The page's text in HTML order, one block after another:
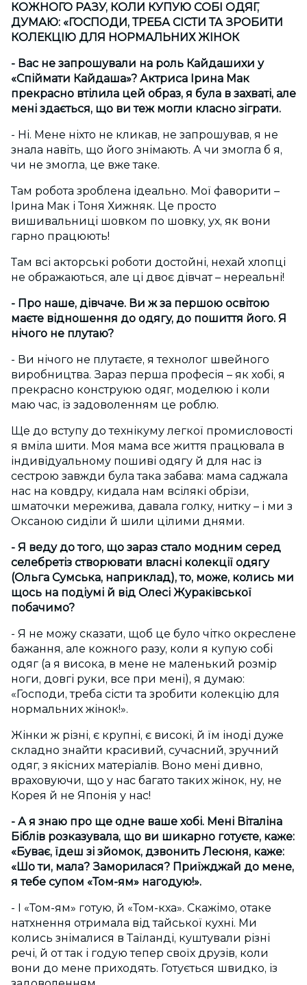
КОЖНОГО РАЗУ, КОЛИ КУПУЮ СОБІ ОДЯГ,
ДУМАЮ: «ГОСПОДИ, ТРЕБА СІСТИ ТА ЗРОБИТИ
КОЛЕКЦІЮ ДЛЯ НОРМАЛЬНИХ ЖІНОК
- Вас не запрошували на роль Кайдашихи у
«Спіймати Кайдаша»? Актриса Ірина Мак
прекрасно втілила цей образ, я була в захваті, але
мені здається, що ви теж могли класно зіграти.
- Ні. Мене ніхто не кликав, не запрошував, я не
знала навіть, що його знімають. А чи змогла б я,
чи не змогла, це вже таке.
Там робота зроблена ідеально. Мої фаворити –
Ірина Мак і Тоня Хижняк. Це просто
вишивальниці шовком по шовку, ух, як вони
гарно працюють!
Там всі акторські роботи достойні, нехай хлопці
не ображаються, але ці двоє дівчат – нереальні!
- Про наше, дівчаче. Ви ж за першою освітою
маєте відношення до одягу, до пошиття його. Я
нічого не плутаю?
- Ви нічого не плутаєте, я технолог швейного
виробництва. Зараз перша професія – як хобі, я
прекрасно конструюю одяг, моделюю і коли
маю час, із задоволенням це роблю.
Ще до вступу до технікуму легкої промисловості
я вміла шити. Моя мама все життя працювала в
індивідуальному пошиві одягу й для нас із
сестрою завжди була така забава: мама саджала
нас на ковдру, кидала нам всілякі обрізи,
шматочки мережива, давала голку, нитку – і ми з
Оксаною сиділи й шили цілими днями.
- Я веду до того, що зараз стало модним серед
селебретіз створювати власні колекції одягу
(Ольга Сумська, наприклад), то, може, колись ми
щось на подіумі й від Олесі Жураківської
побачимо?
- Я не можу сказати, щоб це було чітко окреслене
бажання, але кожного разу, коли я купую собі
одяг (а я висока, в мене не маленький розмір
ноги, довгі руки, все при мені), я думаю:
«Господи, треба сісти та зробити колекцію для
нормальних жінок!».
Жінки ж різні, є крупні, є високі, й їм іноді дуже
складно знайти красивий, сучасний, зручний
одяг, з якісних матеріалів. Воно мені дивно,
враховуючи, що у нас багато таких жінок, ну, не
Корея й не Японія у нас!
- А я знаю про ще одне ваше хобі. Мені Віталіна
Біблів розказувала, що ви шикарно готуєте, каже:
«Буває, їдеш зі зйомок, дзвонить Лесюня, каже:
«Шо ти, мала? Заморилася? Приїжджай до мене,
я тебе супом «Том-ям» нагодую!».
- І «Том-ям» готую, й «Том-кха». Скажімо, отаке
натхнення отримала від тайської кухні. Ми
колись знімалися в Таїланді, куштували різні
речі, й от так і годую тепер своїх друзів, коли
вони до мене приходять. Готується швидко, із